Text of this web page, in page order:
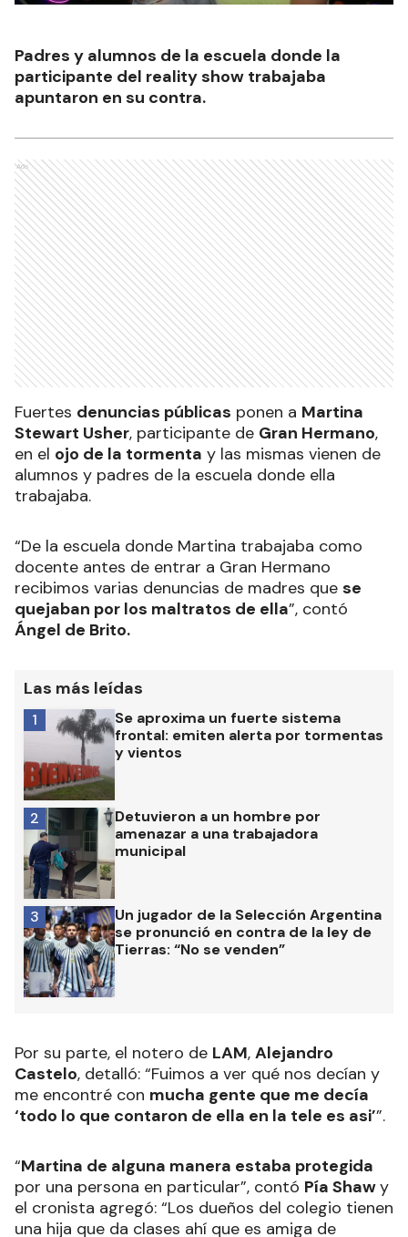
Padres y alumnos de la escuela donde la
participante del reality show trabajaba
apuntaron en su contra.
Ads
Fuertes denuncias públicas ponen a Martina
Stewart Usher, participante de Gran Hermano,
en el ojo de la tormenta y las mismas vienen de
alumnos y padres de la escuela donde ella
trabajaba.
“De la escuela donde Martina trabajaba como
docente antes de entrar a Gran Hermano
recibimos varias denuncias de madres que se
quejaban por los maltratos de ella”, contó
Ángel de Brito.
Las más leídas
Se aproxima un fuerte sistema
frontal: emiten alerta por tormentas
y vientos
1
Detuvieron a un hombre por
amenazar a una trabajadora
municipal
2
Un jugador de la Selección Argentina
se pronunció en contra de la ley de
Tierras: “No se venden”
3
Por su parte, el notero de LAM, Alejandro
Castelo, detalló: “Fuimos a ver qué nos decían y
me encontré con mucha gente que me decía
‘todo lo que contaron de ella en la tele es asi’”.
“Martina de alguna manera estaba protegida
por una persona en particular”, contó Pía Shawy
el cronista agregó: “Los dueños del colegio tienen
una hija que da clases ahí que es amiga de